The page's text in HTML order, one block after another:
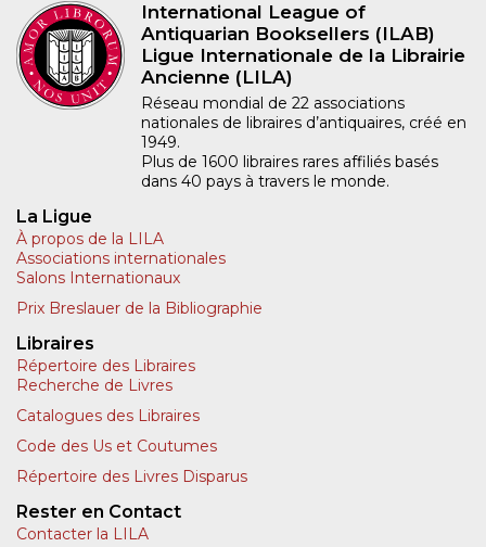
International League of
Antiquarian Booksellers (ILAB)
Ligue Internationale de la Librairie
Ancienne (LILA)
Réseau mondial de 22 associations
nationales de libraires d’antiquaires, créé en
1949.
Plus de 1600 libraires rares affiliés basés
dans 40 pays à travers le monde.
La Ligue
À propos de la LILA
Associations internationales
Salons Internationaux
Prix Breslauer de la Bibliographie
Libraires
Répertoire des Libraires
Recherche de Livres
Catalogues des Libraires
Code des Us et Coutumes
Répertoire des Livres Disparus
Rester en Contact
Contacter la LILA